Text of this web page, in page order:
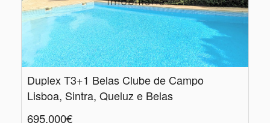
Duplex T3+1 Belas Clube de Campo
Lisboa, Sintra, Queluz e Belas
695.000€